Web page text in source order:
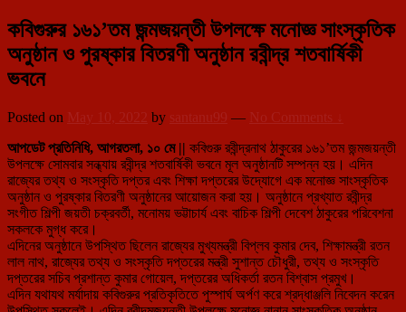
কবিগুরুর ১৬১’তম জন্মজয়ন্তী উপলক্ষে মনোজ্ঞ সাংস্কৃতিক
অনুষ্ঠান ও পুরষ্কার বিতরণী অনুষ্ঠান রবীন্দ্র শতবার্ষিকী
ভবনে
Posted on May 10, 2022 by santanu99 — No Comments ↓
আপডেট প্রতিনিধি, আগরতলা, ১০ মে || কবিগুরু রবীন্দ্রনাথ ঠাকুরের ১৬১’তম জন্মজয়ন্তী
উপলক্ষে সোমবার সন্ধ্যায় রবীন্দ্র শতবার্ষিকী ভবনে মূল অনুষ্ঠানটি সম্পন্ন হয়। এদিন
রাজ্যের তথ্য ও সংস্কৃতি দপ্তর এবং শিক্ষা দপ্তরের উদ্যোগে এক মনোজ্ঞ সাংস্কৃতিক
অনুষ্ঠান ও পুরষ্কার বিতরণী অনুষ্ঠানের আয়োজন করা হয়। অনুষ্ঠানে প্রখ্যাত রবীন্দ্র
সংগীত শিল্পী জয়তী চক্রবর্তী, মনোময় ভট্টাচার্য এবং বাচিক শিল্পী দেবেশ ঠাকুরের পরিবেশনা
সকলকে মুগ্ধ করে।
এদিনের অনুষ্ঠানে উপস্থিত ছিলেন রাজ্যের মুখ্যমন্ত্রী বিপ্লব কুমার দেব, শিক্ষামন্ত্রী রতন
লাল নাথ, রাজ্যের তথ্য ও সংস্কৃতি দপ্তরের মন্ত্রী সুশান্ত চৌধুরী, তথ্য ও সংস্কৃতি
দপ্তরের সচিব প্রশান্ত কুমার গোয়েল, দপ্তরের অধিকর্তা রতন বিশ্বাস প্রমুখ।
এদিন যথাযথ মর্যাদায় কবিগুরুর প্রতিকৃতিতে পুস্পার্ঘ অর্পণ করে শ্রদ্ধাঞ্জলি নিবেদন করেন